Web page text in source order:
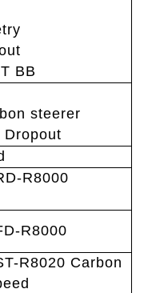
BB
steerer
Dropout
R8000
R8000
R8020 Carbon